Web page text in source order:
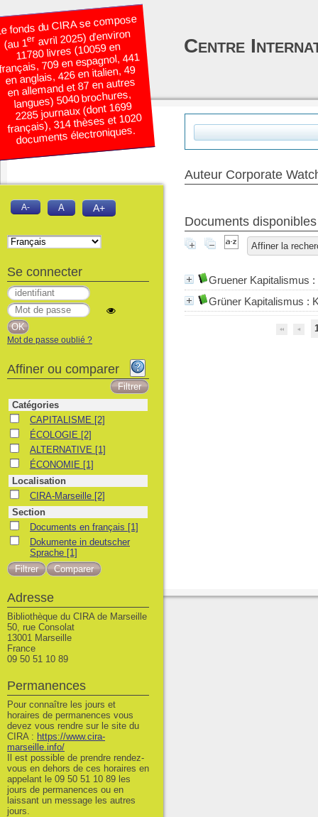
Auteur Corporate
Documents
Affiner la
Gruener Kapitalismus
Grüner Kapitalismus :
fonds du CIRA se compose
(au 1eravril 2025) d’environ
11780 livres (10059 en
709 en espagnol, 441
en anglais, 426 en italien, 49
en allemand et 87 en autres
langues) 5040 brochures,
2285 journaux (dont 1699
français), 314 thèses et 1020
documents électroniques.
Centre
A- A A+
Se connecter
Mot de passe oublié ?
Affiner ou comparer
Catégories
CAPITALISME
CAPITALISME [2]
ÉCOLOGIE
ÉCOLOGIE [2]
ALTERNATIVE
ALTERNATIVE [1]
ÉCONOMIE
ÉCONOMIE [1]
Localisation
CIRA-Marseille
CIRA-Marseille [2]
Section
Documents en français
Documents en français [1]
Dokumente in deutscher Sprache
Dokumente in deutscher
Sprache [1]
Adresse
Bibliothèque du CIRA de Marseille
50, rue Consolat
13001 Marseille
France
09 50 51 10 89
Permanences
Pour connaître les jours et
horaires de permanences vous
devez vous rendre sur le site du
CIRA : https://www.cira-
marseille.info/
Il est possible de prendre rendez-
vous en dehors de ces horaires en
appelant le 09 50 51 10 89 les
jours de permanences ou en
laissant un message les autres
jours.